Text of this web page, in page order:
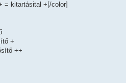
= kitartásital +[/color]
+
++